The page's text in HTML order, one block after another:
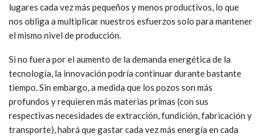
lugares cada vez más pequeños y menos productivos, lo que
nos obliga a multiplicar nuestros esfuerzos solo para mantener
el mismo nivel de producción.
Si no fuera por el aumento de la demanda energética de la
tecnología, la innovación podría continuar durante bastante
tiempo. Sin embargo, a medida que los pozos son más
profundos y requieren más materias primas (con sus
respectivas necesidades de extracción, fundición, fabricación y
transporte), habrá que gastar cada vez más energía en cada